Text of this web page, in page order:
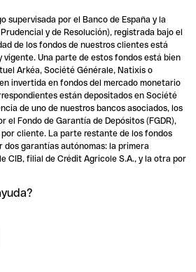
supervisada por el Banco de España y la
y de Resolución), registrada bajo el
de los fondos de nuestros clientes está
vigente. Una parte de estos fondos está bien
Arkéa, Société Générale, Natixis o
invertida en fondos del mercado monetario
están depositados en Société
de uno de nuestros bancos asociados, los
el Fondo de Garantía de Depósitos (FGDR),
cliente. La parte restante de los fondos
garantías autónomas: la primera
CIB, filial de Crédit Agricole S.A., y la otra por